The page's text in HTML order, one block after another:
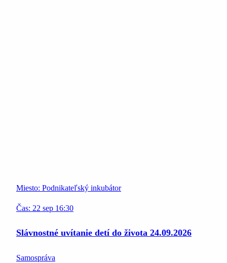
Miesto: Podnikateľský inkubátor
Čas: 22 sep 16:30
Slávnostné uvítanie detí do života 24.09.2026
Samospráva